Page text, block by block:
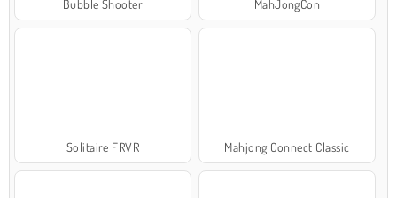
Bubble Shooter MahJongCon
Solitaire FRVR Mahjong Connect Classic